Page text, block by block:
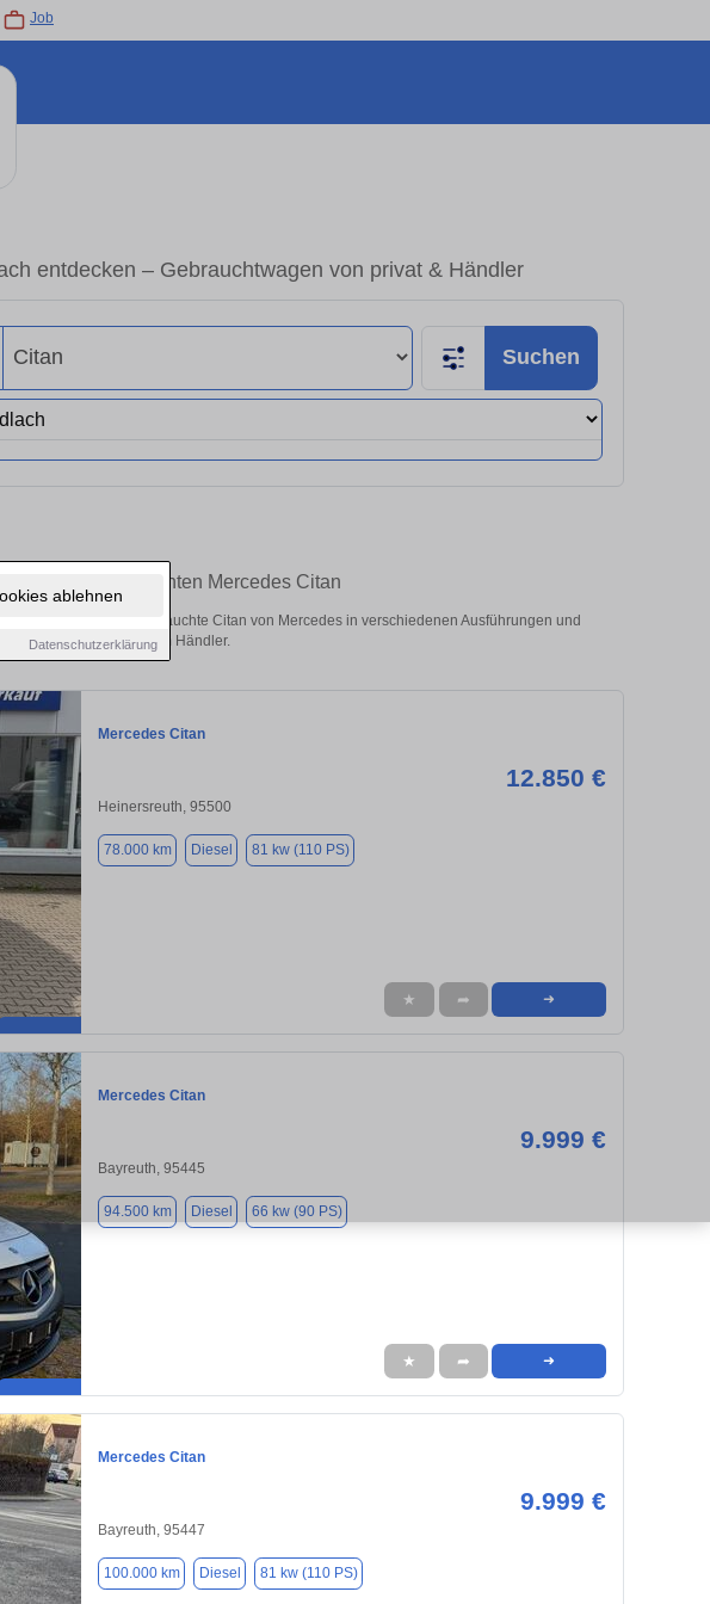
ablehnen
Datenschutzerklärung
Job
entdecken – Gebrauchtwagen von privat & Händler
Suchen
Ihren gebrauchten Mercedes Citan
Entdecken Sie gebrauchte Citan von Mercedes in verschiedenen Ausführungen und
von privat und vom Händler.
Mercedes Citan
12.850 €
Heinersreuth, 95500
78.000 km Diesel 81 kw (110 PS)
★ ➦ ➜
Mercedes Citan
9.999 €
Bayreuth, 95445
94.500 km Diesel 66 kw (90 PS)
★ ➦ ➜
Mercedes Citan
9.999 €
Bayreuth, 95447
100.000 km Diesel 81 kw (110 PS)